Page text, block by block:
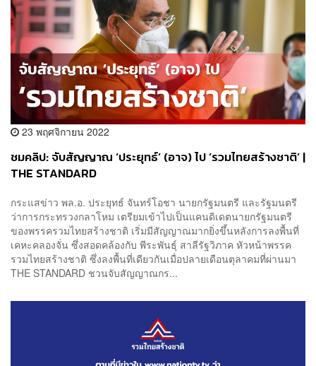
23 พฤศจิกายน 2022
ชมคลิป: จับสัญญาณ ‘ประยุทธ์’ (อาจ) ไป ‘รวมไทยสร้างชาติ’ |
THE STANDARD
กระแสข่าว พล.อ. ประยุทธ์ จันทร์โอชา นายกรัฐมนตรี และรัฐมนตรี
ว่าการกระทรวงกลาโหม เตรียมเข้าไปเป็นแคนดิเดตนายกรัฐมนตรี
ของพรรครวมไทยสร้างชาติ เริ่มมีสัญญาณมากยิ่งขึ้นหลังการลงพื้นที่
เคหะคลองจั่น ซึ่งสอดคล้องกับ พีระพันธุ์ สาลีรัฐวิภาค หัวหน้าพรรค
รวมไทยสร้างชาติ ซึ่งลงพื้นที่เดียวกันเมื่อปลายเดือนตุลาคมที่ผ่านมา
THE STANDARD ชวนจับสัญญาณกร...